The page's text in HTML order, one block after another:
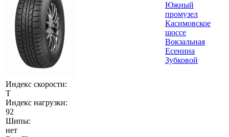
Южный
промузел
Касимовское
шоссе
Вокзальная
Есенина
Зубковой
Индекс скорости:
T
Индекс нагрузки:
92
Шипы:
нет